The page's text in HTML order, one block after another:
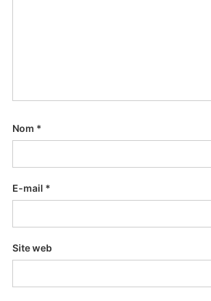
Nom *
E-mail *
Site web